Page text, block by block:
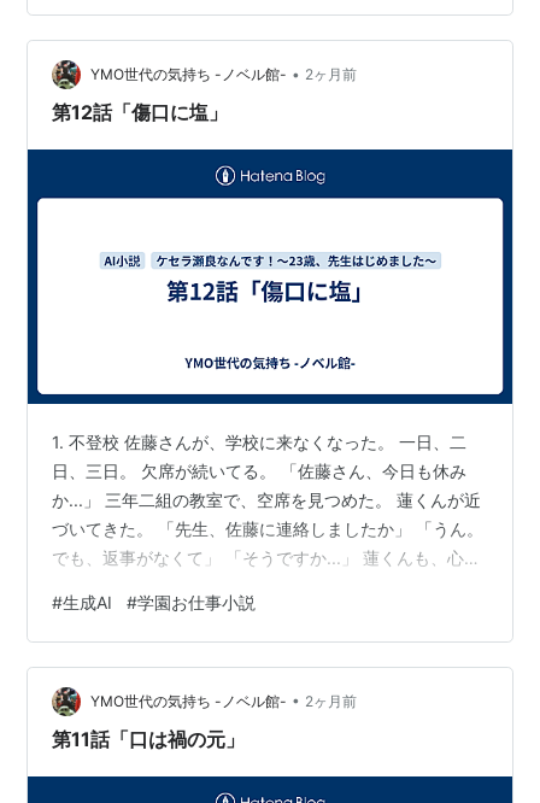
を、蓮くんがやってくれてる。 「蓮くん、ありがとう」
「別に、俺がやりたくてやってるだけですから」 蓮くん
が、少し照れた顔をした。 2. クラスの変化 三年二組の空
気が、少しずつ変わってきた。 「佐藤、どうしてるか
YMO世代の気持ち -ノベル館- • 2ヶ月前
第12話「傷口に塩」
1. 不登校 佐藤さんが、学校に来なくなった。 一日、二
日、三日。 欠席が続いてる。 「佐藤さん、今日も休み
か...」 三年二組の教室で、空席を見つめた。 蓮くんが近
づいてきた。 「先生、佐藤に連絡しましたか」 「うん。
でも、返事がなくて」 「そうですか...」 蓮くんも、心配
さんのお母さんと話したらしい。 「佐藤は、部屋から出
てこないそうだ」 「そんな...」 「母親も、どうしていい
か分からないと」 深刻だ。 思った以上に、深刻だ。 2.
保護者からの電話 職員室に、電話がかかってきた。 佐藤
さんのお母さんからだった。 「先生、うちの子が…
#生成AI #学園お仕事小説
YMO世代の気持ち -ノベル館- • 2ヶ月前
第11話「口は禍の元」